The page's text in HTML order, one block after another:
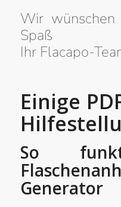
Wir
Spaß
Ihr Flacapo-
Einige
So
Generator